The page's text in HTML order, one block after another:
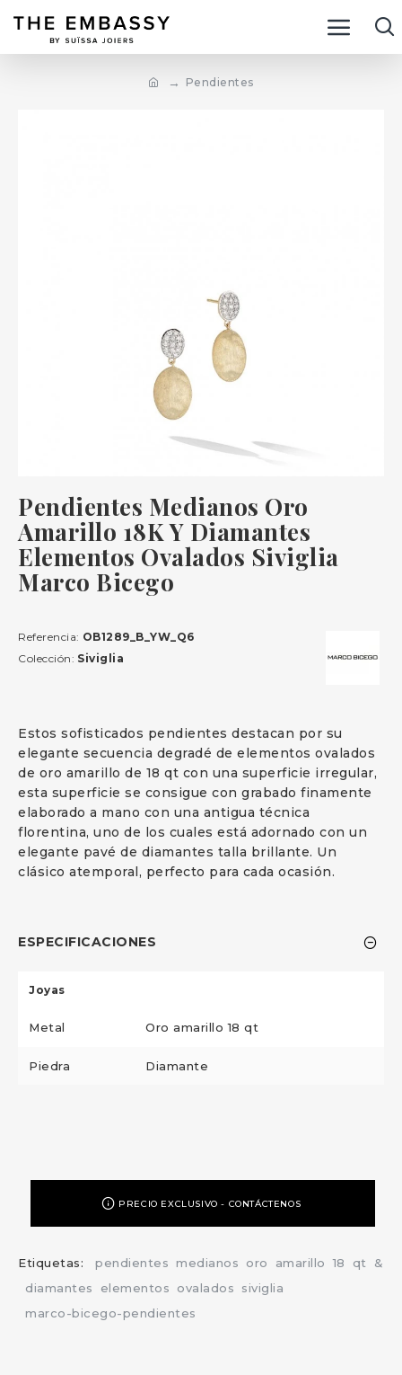
Pendientes
Pendientes Medianos Oro
Amarillo 18K Y Diamantes
Elementos Ovalados Siviglia
Marco Bicego
Estos sofisticados pendientes destacan por su
elegante secuencia degradé de elementos ovalados
de oro amarillo de 18 qt con una superficie irregular,
esta superficie se consigue con grabado finamente
elaborado a mano con una antigua técnica
florentina, uno de los cuales está adornado con un
elegante pavé de diamantes talla brillante. Un
clásico atemporal, perfecto para cada ocasión.
ESPECIFICACIONES
Joyas
Metal Oro amarillo 18 qt
Piedra Diamante
Referencia: OB1289_B_YW_Q6
Colección: Siviglia
PRECIO EXCLUSIVO - CONTÁCTENOS
Etiquetas: pendientes medianos oro amarillo 18 qt
&
diamantes
elementos ovalados
siviglia
marco-bicego-pendientes